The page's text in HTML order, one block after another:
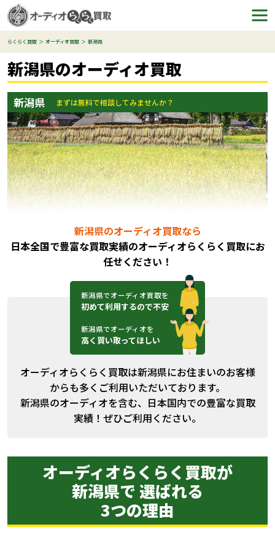
らくらく買取 オーディオ買取 新潟県
新潟県のオーディオ買取
新潟県 まずは無料で相談してみませんか？
新潟県のオーディオ買取なら
日本全国で豊富な買取実績のオーディオらくらく買取にお
任せください！
新潟県でオーディオ買取を
初めて利用するので不安
新潟県でオーディオを
高く買い取ってほしい
オーディオらくらく買取は新潟県にお住まいのお客様
からも多くご利用いただいております。
新潟県のオーディオを含む、日本国内での豊富な買取
実績！ぜひご利用ください。
オーディオらくらく買取が
新潟県で 選ばれる
3つの理由